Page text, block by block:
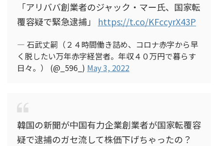
「アリババ創業者のジャック・マー氏、国家転
覆容疑で緊急逮捕」 https://t.co/KFccyrX43P
— 石武丈嗣（２４時間働き詰め、コロナ赤字から早
く脱したい万年赤字経営者。年収４０万円で暮らす
日々。） (@_596_) May 3, 2022
韓国の新聞が中国有力企業創業者が国家転覆容
疑で逮捕のガセ流して株価下げちゃったの？